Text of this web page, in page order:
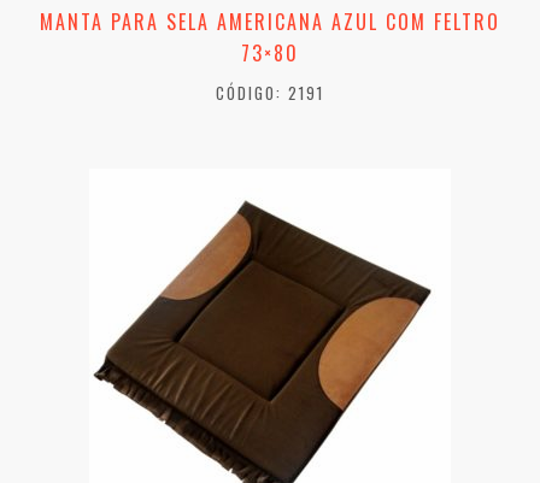
MANTA PARA SELA AMERICANA AZUL COM FELTRO
73×80
CÓDIGO: 2191